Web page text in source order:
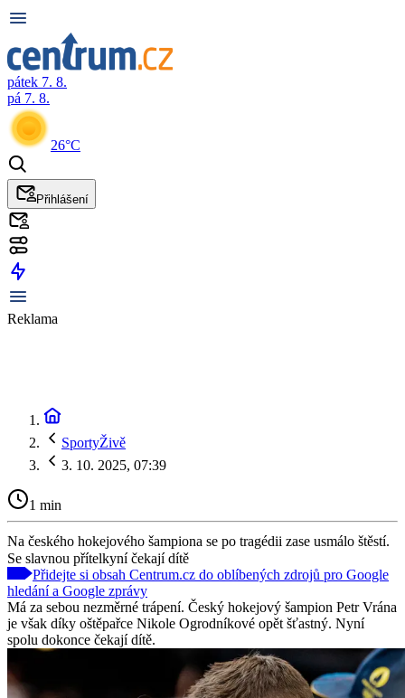
pátek 7. 8.
pá 7. 8.
26°C
Přihlášení
Reklama
SportyŽivě
3. 10. 2025, 07:39
1 min
Na českého hokejového šampiona se po tragédii zase usmálo štěstí.
Se slavnou přítelkyní čekají dítě
Přidejte si obsah Centrum.cz do oblíbených zdrojů pro Google
hledání a Google zprávy
Má za sebou nezměrné trápení. Český hokejový šampion Petr Vrána
je však díky oštěpařce Nikole Ogrodníkové opět šťastný. Nyní
spolu dokonce čekají dítě.